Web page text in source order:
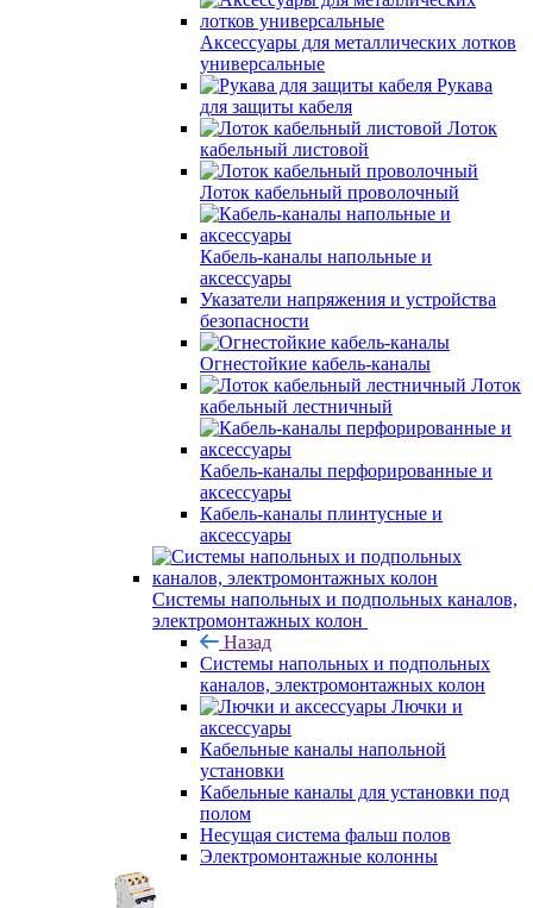
Аксессуары для металлических лотков
универсальные
Рукава
для защиты кабеля
Лоток
кабельный листовой
Лоток кабельный проволочный
Кабель-каналы напольные и
аксессуары
Указатели напряжения и устройства
безопасности
Огнестойкие кабель-каналы
Лоток
кабельный лестничный
Кабель-каналы перфорированные и
аксессуары
Кабель-каналы плинтусные и
аксессуары
Системы напольных и подпольных каналов,
электромонтажных колон
Назад
Системы напольных и подпольных
каналов, электромонтажных колон
Лючки и
аксессуары
Кабельные каналы напольной
установки
Кабельные каналы для установки под
полом
Несущая система фальш полов
Электромонтажные колонны